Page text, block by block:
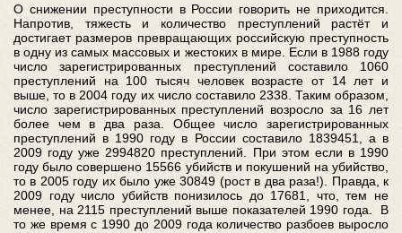
О снижении преступности в России говорить не приходится.
Напротив, тяжесть и количество преступлений растёт и
достигает размеров превращающих российскую преступность
в одну из самых массовых и жестоких в мире. Если в 1988 году
число зарегистрированных преступлений составило 1060
преступлений на 100 тысяч человек возрасте от 14 лет и
выше, то в 2004 году их число составило 2338. Таким образом,
число зарегистрированных преступлений возросло за 16 лет
более чем в два раза. Общее число зарегистрированных
преступлений в 1990 году в России составило 1839451, а в
2009 году уже 2994820 преступлений. При этом если в 1990
году было совершено 15566 убийств и покушений на убийство,
то в 2005 году их было уже 30849 (рост в два раза!). Правда, к
2009 году число убийств понизилось до 17681, что, тем не
менее, на 2115 преступлений выше показателей 1990 года. В
то же время с 1990 до 2009 года количество разбоев выросло